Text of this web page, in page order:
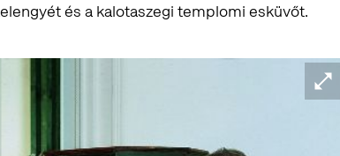
és a kalotaszegi templomi esküvőt.